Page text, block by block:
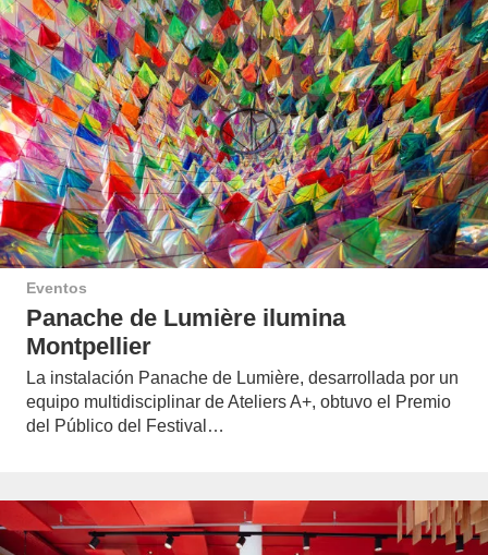
Eventos
Panache de Lumière ilumina
Montpellier
La instalación Panache de Lumière, desarrollada por un
equipo multidisciplinar de Ateliers A+, obtuvo el Premio
del Público del Festival…